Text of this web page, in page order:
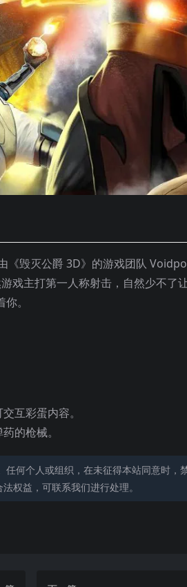
《毁灭公爵 3D》的游戏团队
戏主打第一人称射击，自然少不了
。
互彩蛋内容。
的枪械。
何个人或组织，在未征得本站同意时，
权益，可联系我们进行处理。